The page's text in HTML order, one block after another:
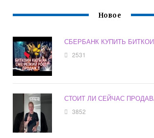
Новое
СБЕРБАНК КУПИТЬ
2531
СТОИТ ЛИ СЕЙЧАС
3852